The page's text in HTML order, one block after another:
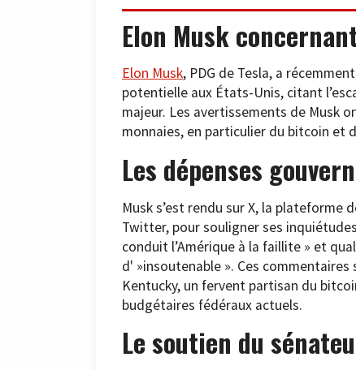
Elon Musk
Elon Musk, PDG de Tesla, a
potentielle aux États-Unis, citant
majeur. Les avertissements de Musk
monnaies, en particulier du bitcoin et
Les dépenses
Musk s’est rendu sur X, la plateforme
Twitter, pour souligner ses
conduit l’Amérique à la faillite » et
d' »insoutenable ». Ces
Kentucky, un fervent partisan du
budgétaires fédéraux actuels.
Le soutien du